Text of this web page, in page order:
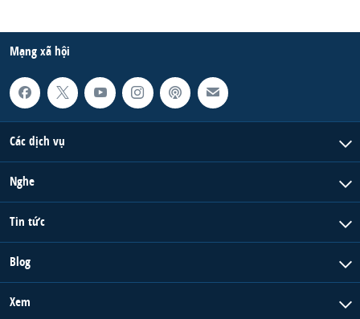
Mạng xã hội
Các dịch vụ
Nghe
Tin tức
Blog
Xem